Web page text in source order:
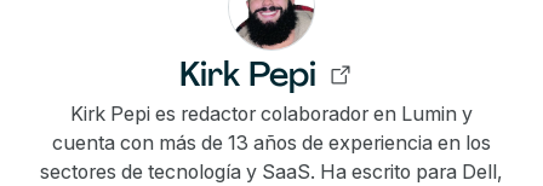
Kirk Pepi
Kirk Pepi es redactor colaborador en Lumin y
cuenta con más de 13 años de experiencia en los
sectores de tecnología y SaaS. Ha escrito para Dell,